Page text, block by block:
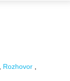
Rozhovor